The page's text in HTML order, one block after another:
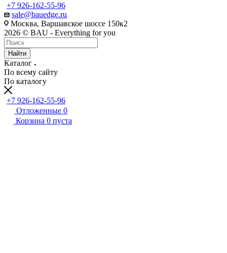
+7 926-162-55-96
sale@bauedge.ru
Москва, Варшавское шоссе 150к2
2026 © BAU - Everything for you
Найти
Каталог
По всему сайту
По каталогу
+7 926-162-55-96
Отложенные 0
Корзина 0 пуста